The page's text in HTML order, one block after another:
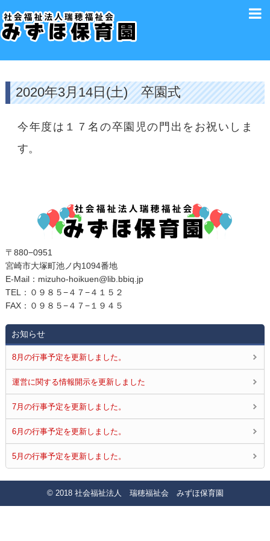
2020年3月14日(土) 卒園式
今年度は１７名の卒園児の門出をお祝いしま
す。
〒880−0951
宮崎市大塚町池ノ内1094番地
E‐Mail：mizuho-hoikuen@lib.bbiq.jp
TEL：０９８５−４７−４１５２
FAX：０９８５−４７−１９４５
お知らせ
8月の行事予定を更新しました。
運営に関する情報開示を更新しました
7月の行事予定を更新しました。
6月の行事予定を更新しました。
5月の行事予定を更新しました。
© 2018 社会福祉法人 瑞穂福祉会 みずほ保育園